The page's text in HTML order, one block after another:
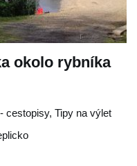
okolo rybníka
cestopisy, Tipy na výlet